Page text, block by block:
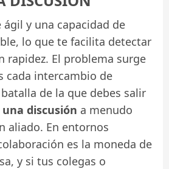
y una capacidad de
lo que te facilita detectar
rapidez. El problema surge
cada intercambio de
de la que debes salir
una discusión a menudo
aliado. En entornos
es la moneda de
y si tus colegas o